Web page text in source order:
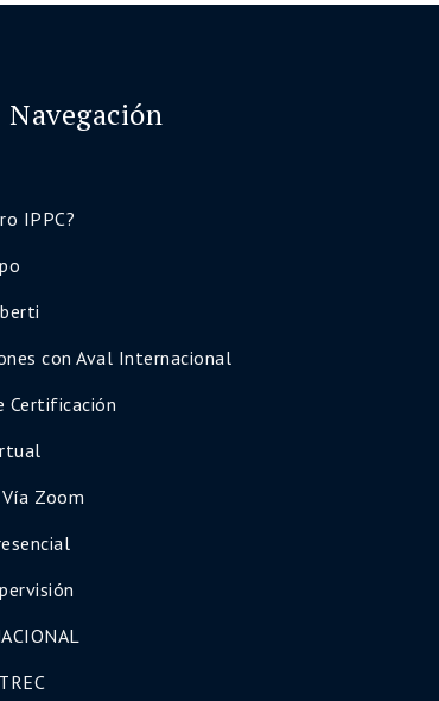
Navegación
IPPC?
con Aval Internacional
Certificación
Zoom